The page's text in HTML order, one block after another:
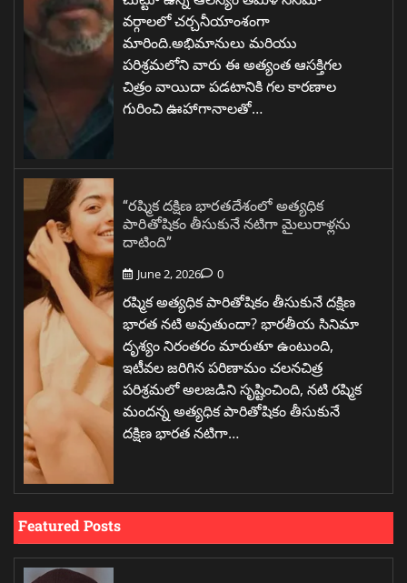
వర్గాలలో చర్చనీయాంశంగా
మారింది.అభిమానులు మరియు
పరిశ్రమలోని వారు ఈ అత్యంత ఆసక్తిగల
చిత్రం వాయిదా పడటానికి గల కారణాల
గురించి ఊహాగానాలతో…
“రష్మిక దక్షిణ భారతదేశంలో అత్యధిక
పారితోషికం తీసుకునే నటిగా మైలురాళ్లను
దాటింది”
June 2, 2026 0
రష్మిక అత్యధిక పారితోషికం తీసుకునే దక్షిణ
భారత నటి అవుతుందా? భారతీయ సినిమా
దృశ్యం నిరంతరం మారుతూ ఉంటుంది,
ఇటీవల జరిగిన పరిణామం చలనచిత్ర
పరిశ్రమలో అలజడిని సృష్టించింది, నటి రష్మిక
మందన్న అత్యధిక పారితోషికం తీసుకునే
దక్షిణ భారత నటిగా…
Featured Posts